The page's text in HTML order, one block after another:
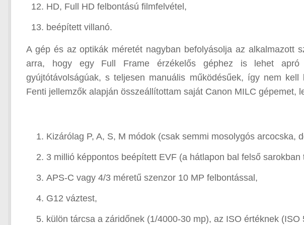
HD, Full HD felbontású filmfelvétel,
beépített villanó.
A gép és az optikák méretét nagyban befolyásolja az alkalmazott
arra, hogy egy Full Frame érzékelős géphez is lehet
gyújtótávolságúak, s teljesen manuális működésűek, így nem
Fenti jellemzők alapján összeállítottam saját Canon MILC gépemet,
Kizárólag P, A, S, M módok (csak semmi mosolygós arcocska,
3 millió képpontos beépített EVF (a hátlapon bal felső sarokban
APS-C vagy 4/3 méretű szenzor 10 MP felbontással,
G12 váztest,
külön tárcsa a záridőnek (1/4000-30 mp), az ISO értéknek